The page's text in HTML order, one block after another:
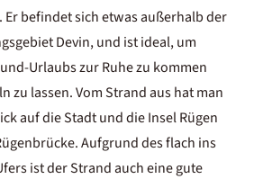
Er befindet sich etwas außerhalb der
Devin, und ist ideal, um
Urlaubs zur Ruhe zu kommen
zu lassen. Vom Strand aus hat man
auf die Stadt und die Insel Rügen
Aufgrund des flach ins
ist der Strand auch eine gute